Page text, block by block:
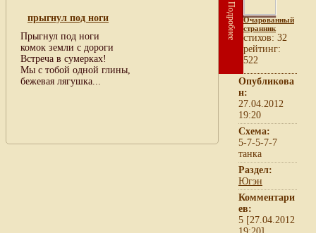
прыгнул под ноги
Прыгнул под ноги
комок земли с дороги
Встреча в сумерках!
Мы с тобой одной глины,
бежевая лягушка...
Подробнее
Очарованный
странник
cтихов: 32
рейтинг:
522
Опубликова
н:
27.04.2012
19:20
Схема:
5-7-5-7-7
танка
Раздел:
Югэн
Комментари
ев:
5 [27.04.2012